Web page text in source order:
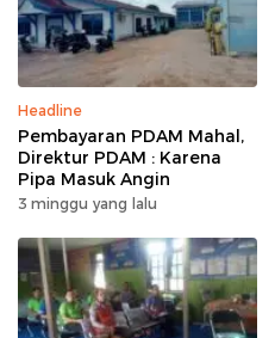
Headline
Pembayaran PDAM Mahal,
Direktur PDAM : Karena
Pipa Masuk Angin
3 minggu yang lalu